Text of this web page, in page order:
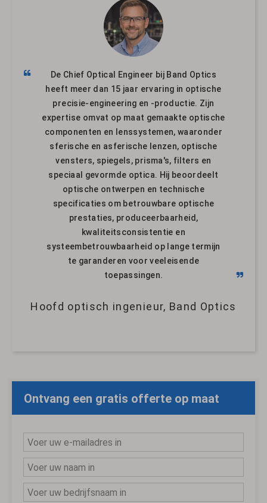
De Chief Optical Engineer bij Band Optics
heeft meer dan 15 jaar ervaring in optische
precisie-engineering en -productie. Zijn
expertise omvat op maat gemaakte optische
componenten en lenssystemen, waaronder
sferische en asferische lenzen, optische
vensters, spiegels, prisma's, filters en
speciaal gevormde optica. Hij beoordeelt
optische ontwerpen en technische
specificaties om betrouwbare optische
prestaties, produceerbaarheid,
kwaliteitsconsistentie en
systeembetrouwbaarheid op lange termijn
te garanderen voor veeleisende
toepassingen.
Hoofd optisch ingenieur, Band Optics
Ontvang een gratis offerte op maat